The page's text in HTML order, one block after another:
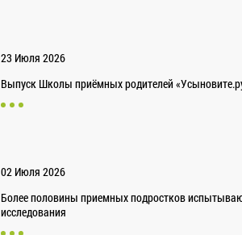
23 Июля 2026
Выпуск Школы приёмных родителей
02 Июля 2026
Более половины приемных подростков
исследования